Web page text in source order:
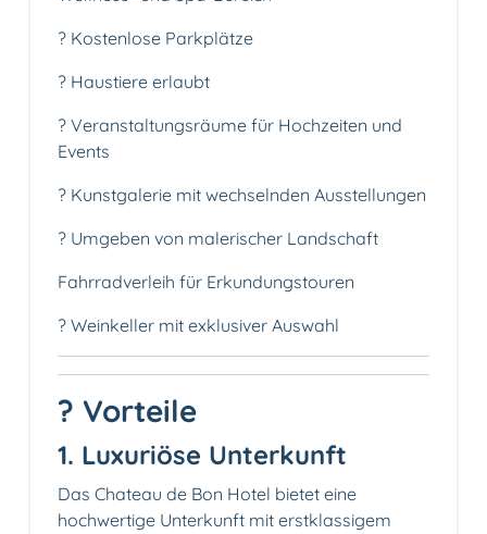
? Kostenlose Parkplätze
? Haustiere erlaubt
? Veranstaltungsräume für Hochzeiten und
Events
? Kunstgalerie mit wechselnden Ausstellungen
?️ Umgeben von malerischer Landschaft
Fahrradverleih für Erkundungstouren
? Weinkeller mit exklusiver Auswahl
? Vorteile
1. Luxuriöse Unterkunft
Das Chateau de Bon Hotel bietet eine
hochwertige Unterkunft mit erstklassigem